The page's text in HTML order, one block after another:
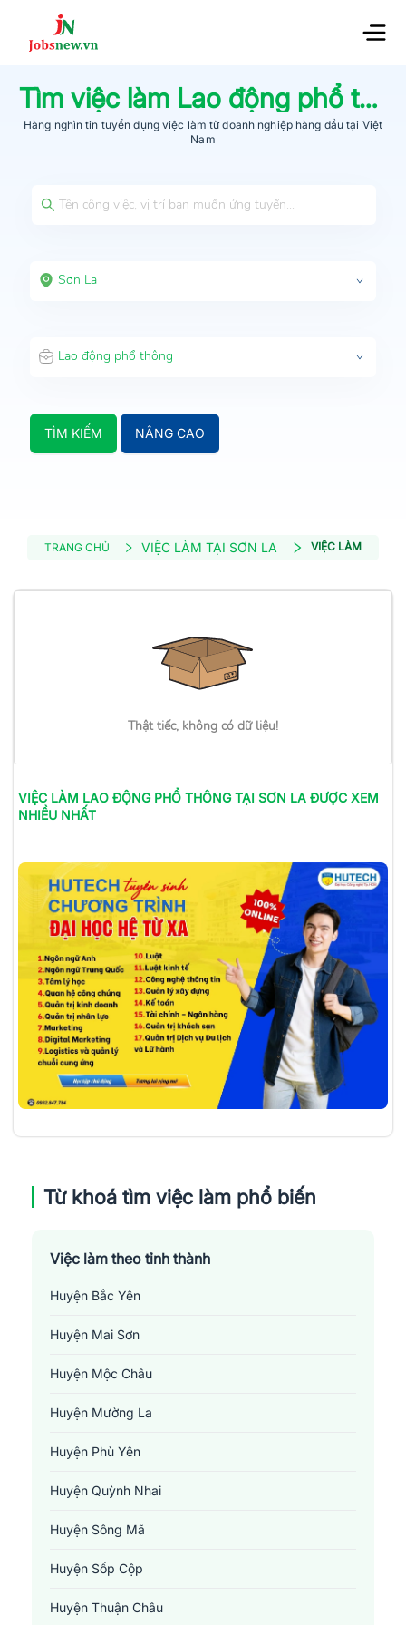
Tìm việc làm Lao động phổ thông
Hàng nghìn tin tuyển dụng việc làm từdoanh nghiệp hàng đầu tại Việt
Nam
Sơn La
Lao động phổ thông
TÌM KIẾM NÂNG CAO
TRANG CHỦ VIỆC LÀM TẠI SƠN LA VIỆC LÀM LAO
Thật tiếc, không có dữ liệu!
VIỆC LÀM LAO ĐỘNG PHỔ THÔNGTẠI SƠN LA ĐƯỢC XEM
NHIỀU NHẤT
Từ khoá tìm việc làm phổ biến
Việc làm theo tỉnh thành
Huyện Bắc Yên
Huyện Mai Sơn
Huyện Mộc Châu
Huyện Mường La
Huyện Phù Yên
Huyện Quỳnh Nhai
Huyện Sông Mã
Huyện Sốp Cộp
Huyện Thuận Châu